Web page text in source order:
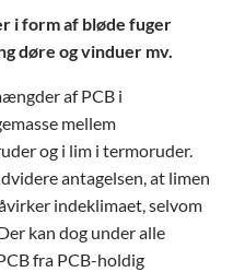
i form af bløde fuger
døre og vinduer mv.
af PCB i
mellem
og i lim i termoruder.
antagelsen, at limen
indeklimaet, selvom
kan dog under alle
fra PCB-holdig